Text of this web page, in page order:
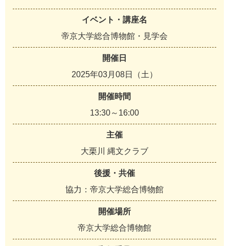
イベント・講座名
帝京大学総合博物館・見学会
開催日
2025年03月08日（土）
開催時間
13:30～16:00
主催
大栗川 縄文クラブ
後援・共催
協力：帝京大学総合博物館
開催場所
帝京大学総合博物館